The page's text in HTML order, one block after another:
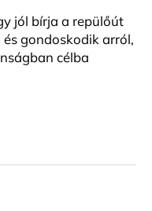
jól bírja a repülőút
gondoskodik arról,
célba